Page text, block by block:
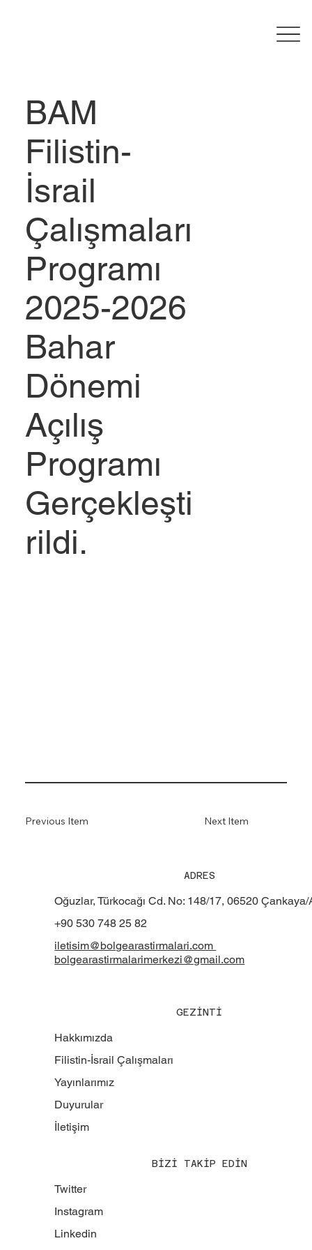
BAM
Filistin-
İsrail
Çalışmaları
Programı
2025-2026
Bahar
Dönemi
Açılış
Programı
Gerçekleşti
rildi.
Next Item
Previous Item
ADRES
Oğuzlar, Türkocağı Cd. No: 148/17, 06520
+90 530 748 25 82
iletisim@bolgearastirmalari.com
bolgearastirmalarimerkezi@gmail.com
GEZİNTİ
Hakkımızda
Filistin-İsrail Çalışmaları
Yayınlarımız
Duyurular
İletişim
BİZİ TAKİP EDİN
Twitter
Instagram
Linkedin